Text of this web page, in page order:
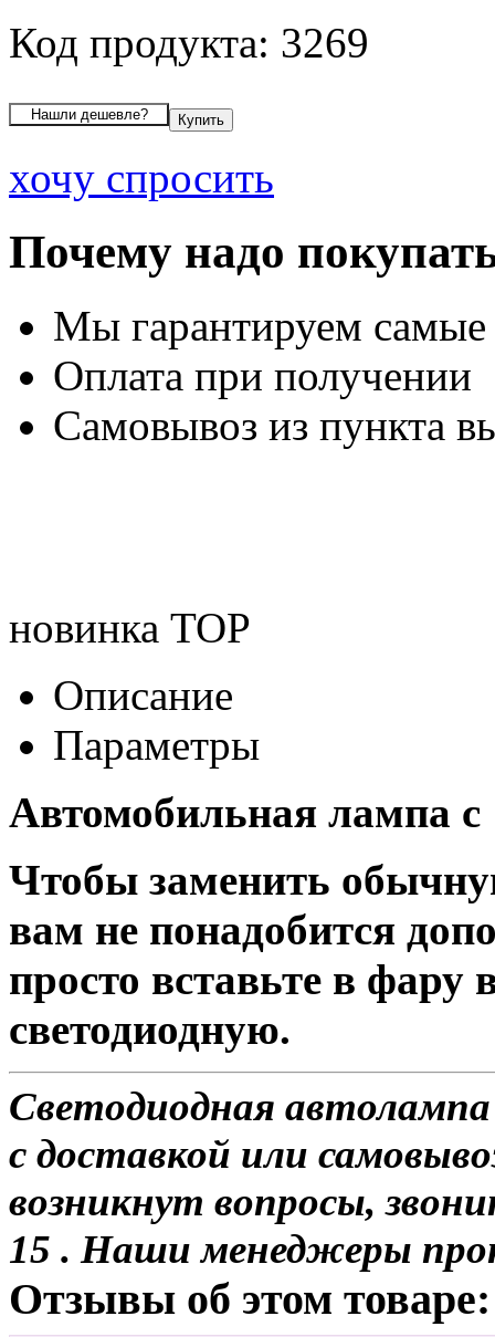
Код продукта: 3269
хочу спросить
Почему надо
Мы гарантируем
Оплата при получении
Самовывоз из пункта
новинка TOP
Описание
Параметры
Автомобильная лампа c
Чтобы заменить
вам не понадобится
просто вставьте в
светодиодную.
Светодиодная
с доставкой или
возникнут вопросы,
15 . Наши менеджеры
Отзывы об этом товаре: